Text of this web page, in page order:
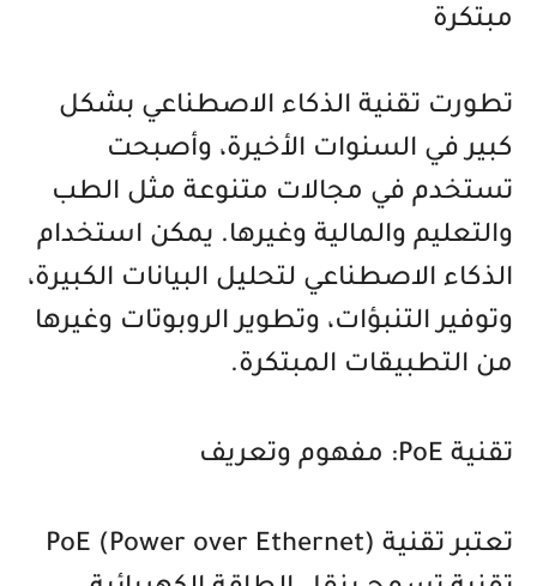
مبتكرة
تطورت تقنية الذكاء الاصطناعي بشكل
كبير في السنوات الأخيرة، وأصبحت
تستخدم في مجالات متنوعة مثل الطب
والتعليم والمالية وغيرها. يمكن استخدام
الذكاء الاصطناعي لتحليل البيانات الكبيرة،
وتوفير التنبؤات، وتطوير الروبوتات وغيرها
من التطبيقات المبتكرة.
تقنية PoE: مفهوم وتعريف
تعتبر تقنية PoE (Power over Ethernet)